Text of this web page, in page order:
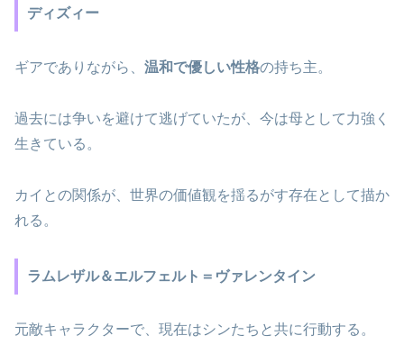
ディズィー
ギアでありながら、 温和で優しい性格の持ち主。
過去には争いを避けて逃げていたが、今は母として力強く
生きている。
カイとの関係が、世界の価値観を揺るがす存在として描か
れる。
ラムレザル＆エルフェルト＝ヴァレンタイン
元敵キャラクターで、現在はシンたちと共に行動する。